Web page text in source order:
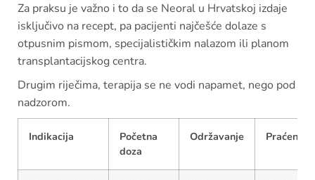
Za praksu je važno i to da se Neoral u Hrvatskoj izdaje
isključivo na recept, pa pacijenti najčešće dolaze s
otpusnim pismom, specijalističkim nalazom ili planom
transplantacijskog centra.
Drugim riječima, terapija se ne vodi napamet, nego pod
nadzorom.
Indikacija
Početna
doza
Održavanje Praćenje